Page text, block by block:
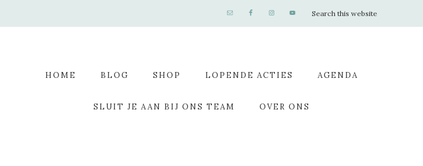
HOME BLOG SHOP LOPENDE ACTIES AGENDA
SLUIT JE AAN BIJ ONS TEAM OVER ONS